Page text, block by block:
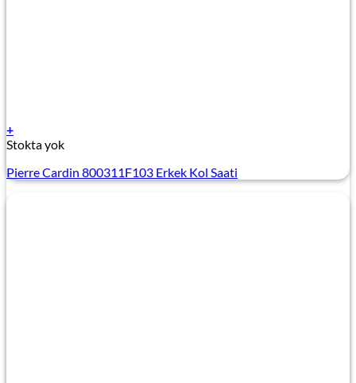
+
Stokta yok
Pierre Cardin 800311F103 Erkek Kol Saati